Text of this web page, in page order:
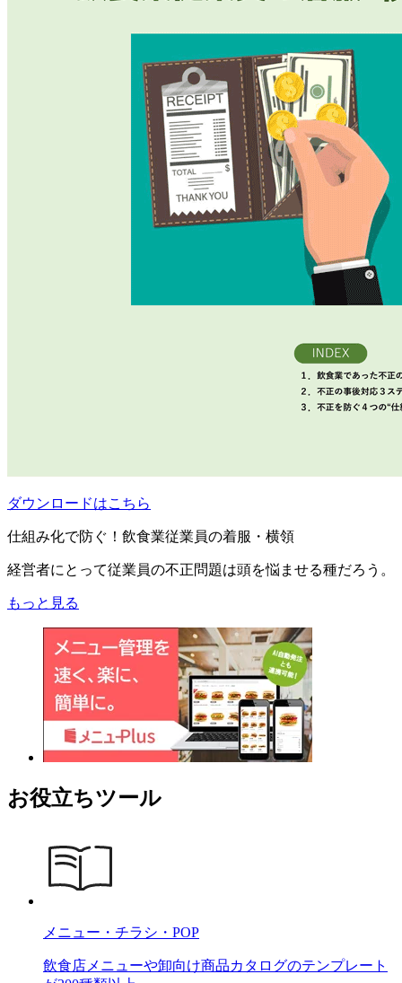
ダウンロードはこちら
仕組み化で防ぐ！飲食業従業員の着服・横領
経営者にとって従業員の不正問題は頭を悩ませる種だろう。
もっと見る
お役立ちツール
メニュー・チラシ・POP
飲食店メニューや卸向け商品カタログのテンプレート